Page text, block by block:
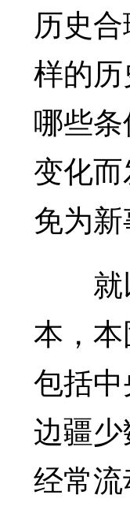
历史
样的
哪些
变化
免为新
就以
本，
包括
边疆
经常